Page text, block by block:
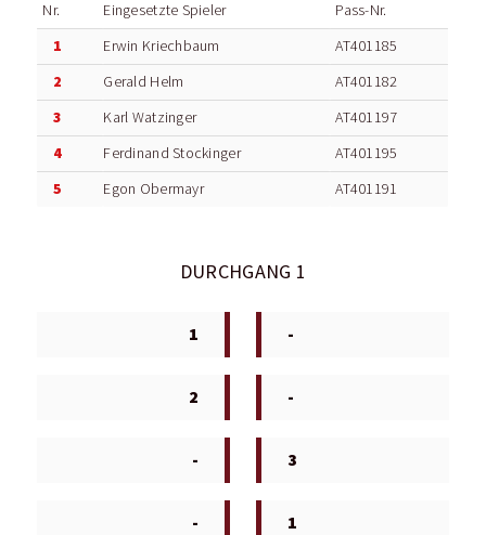
Nr. Eingesetzte Spieler Pass-Nr.
1 Erwin Kriechbaum AT401185
2 Gerald Helm AT401182
3 Karl Watzinger AT401197
4 Ferdinand Stockinger AT401195
5 Egon Obermayr AT401191
DURCHGANG 1
1 -
2 -
- 3
- 1